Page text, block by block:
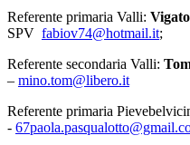
Referente primaria Valli:
SPV fabiov74@hotmail.it;
Referente secondaria Valli:
– mino.tom@libero.it
Referente primaria
-